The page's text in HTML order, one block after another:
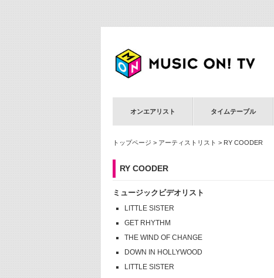
オンエアリスト タイムテーブル
トップページ > アーティストリスト > RY COODER
RY COODER
ミュージックビデオリスト
LITTLE SISTER
GET RHYTHM
THE WIND OF CHANGE
DOWN IN HOLLYWOOD
LITTLE SISTER